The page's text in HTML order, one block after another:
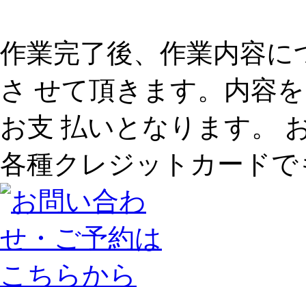
作業完了後、作業内容に
さ せて頂きます。内容
お支 払いとなります。
各種クレジットカード